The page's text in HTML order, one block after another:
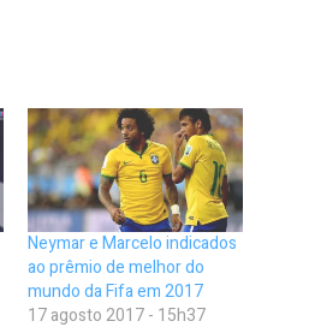
Neymar e Marcelo indicados
ao prêmio de melhor do
mundo da Fifa em 2017
17 agosto 2017 - 15h37